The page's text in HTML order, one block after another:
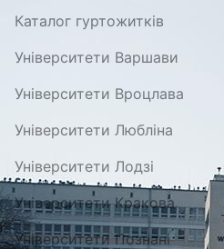
Каталог гуртожитків
Університети Варшави
Університети Вроцлава
Університети Любліна
Університети Лодзі
Університети Кракова
Університети Познані